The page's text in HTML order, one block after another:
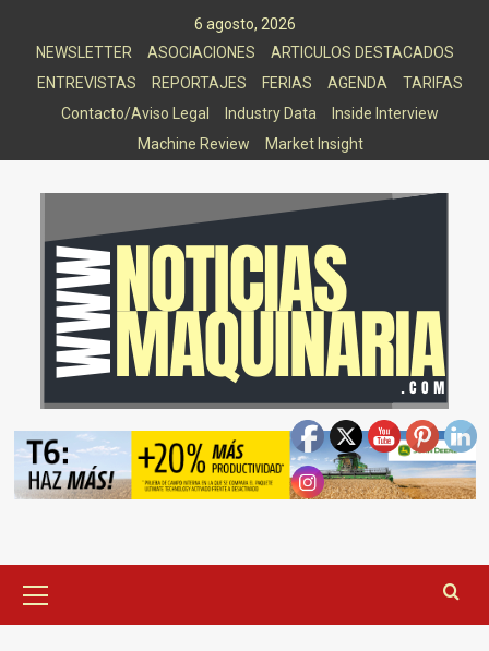
6 agosto, 2026
NEWSLETTER
ASOCIACIONES
ARTICULOS DESTACADOS
ENTREVISTAS
REPORTAJES FERIAS AGENDA
TARIFAS
Contacto/Aviso Legal
Industry Data
Inside Interview
Machine Review
Market Insight
principal